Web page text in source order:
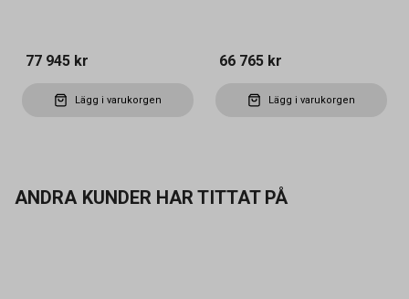
77 945 kr
Lägg i varukorgen
66 765 kr
Lägg i varukorgen
ANDRA KUNDER HAR TITTAT PÅ